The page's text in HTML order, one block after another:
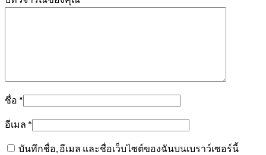
ชื่อ *
อีเมล *
บันทึกชื่อ, อีเมล และชื่อเว็บไซต์ของฉันบนเบราว์เซอร์นี้